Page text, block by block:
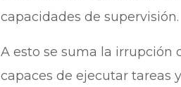
capacidades de supervisión.
A esto se suma la irrupción
capaces de ejecutar tareas